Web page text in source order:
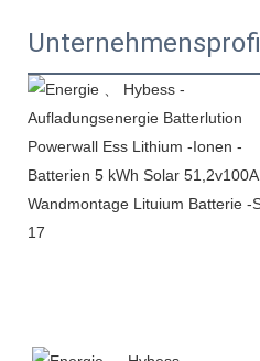
Unternehmensprofil